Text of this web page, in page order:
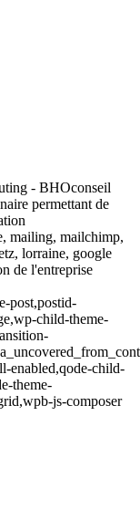
- BHOconseil
permettant de
mailing, mailchimp,
lorraine, google
de l'entreprise
post,postid-
child-theme-
enabled,qode-child-
theme-
js-composer